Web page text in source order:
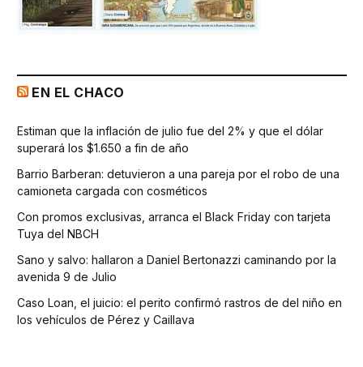
EN EL CHACO
Estiman que la inflación de julio fue del 2% y que el dólar
superará los $1.650 a fin de año
Barrio Barberan: detuvieron a una pareja por el robo de una
camioneta cargada con cosméticos
Con promos exclusivas, arranca el Black Friday con tarjeta
Tuya del NBCH
Sano y salvo: hallaron a Daniel Bertonazzi caminando por la
avenida 9 de Julio
Caso Loan, el juicio: el perito confirmó rastros de del niño en
los vehículos de Pérez y Caillava